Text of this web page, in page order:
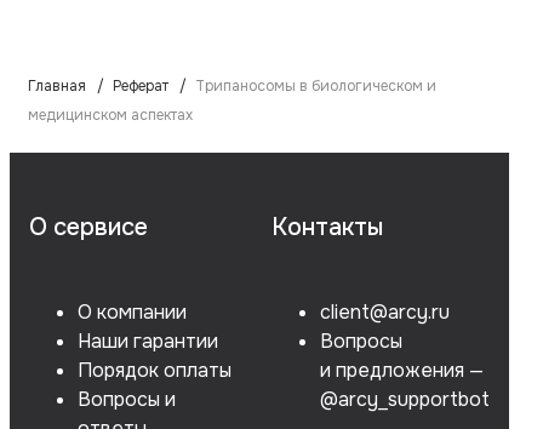
Главная Реферат
Трипаносомы в биологическом и
медицинском аспектах
О сервисе
О компании
Наши гарантии
Порядок оплаты
Вопросы и
Контакты
client@arcy.ru
Вопросы
и предложения —
@arcy_supportbot